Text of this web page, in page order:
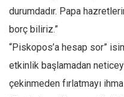
durumdadır. Papa
borç biliriz.”
“Piskopos’a hesap sor”
etkinlik başlamadan
çekinmeden fırlatmayı